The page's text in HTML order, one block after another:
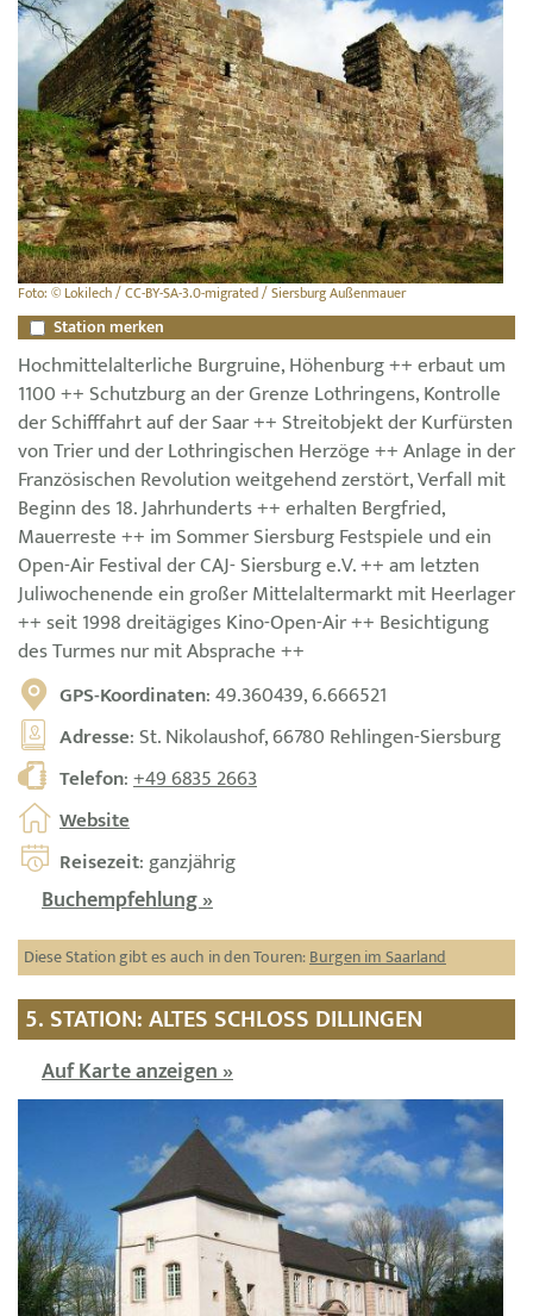
Foto: © Lokilech / CC-BY-SA-3.0-migrated / Siersburg Außenmauer
Station merken
Hochmittelalterliche Burgruine, Höhenburg ++ erbaut um
1100 ++ Schutzburg an der Grenze Lothringens, Kontrolle
der Schifffahrt auf der Saar ++ Streitobjekt der Kurfürsten
von Trier und der Lothringischen Herzöge ++ Anlage in der
Französischen Revolution weitgehend zerstört, Verfall mit
Beginn des 18. Jahrhunderts ++ erhalten Bergfried,
Mauerreste ++ im Sommer Siersburg Festspiele und ein
Open-Air Festival der CAJ- Siersburg e.V. ++ am letzten
Juliwochenende ein großer Mittelaltermarkt mit Heerlager
++ seit 1998 dreitägiges Kino-Open-Air ++ Besichtigung
des Turmes nur mit Absprache ++
GPS-Koordinaten: 49.360439, 6.666521
Adresse: St. Nikolaushof, 66780 Rehlingen-Siersburg
Telefon:+49 6835 2663
Website
Reisezeit: ganzjährig
Buchempfehlung »
Diese Station gibt es auch in den Touren:Burgen im Saarland
5. STATION: ALTES SCHLOSS DILLINGEN
Auf Karte anzeigen »